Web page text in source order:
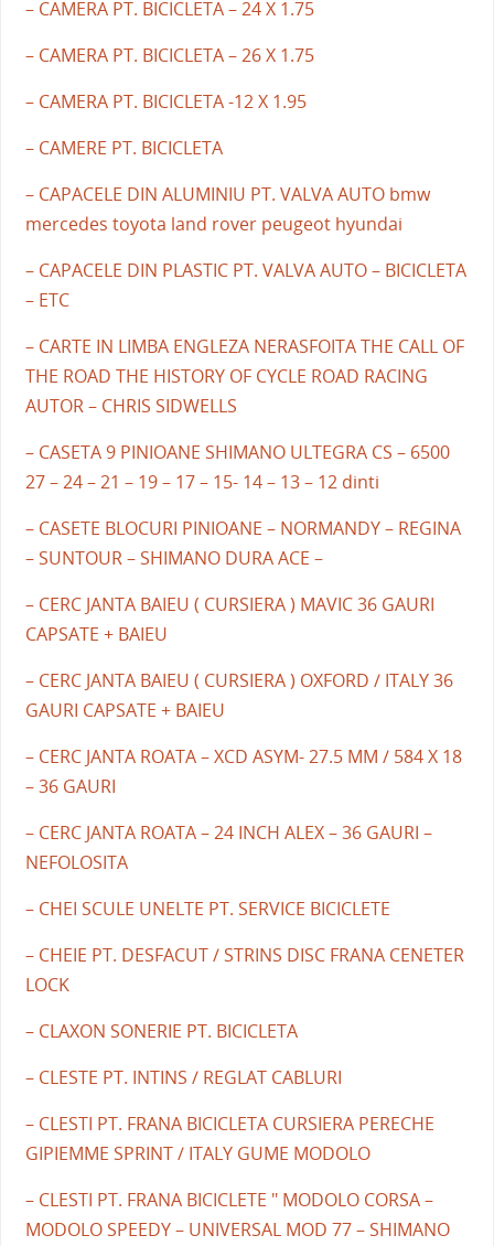
– CAMERA PT. BICICLETA – 24 X 1.75
– CAMERA PT. BICICLETA – 26 X 1.75
– CAMERA PT. BICICLETA -12 X 1.95
– CAMERE PT. BICICLETA
– CAPACELE DIN ALUMINIU PT. VALVA AUTO bmw
mercedes toyota land rover peugeot hyundai
– CAPACELE DIN PLASTIC PT. VALVA AUTO – BICICLETA
– ETC
– CARTE IN LIMBA ENGLEZA NERASFOITA THE CALL OF
THE ROAD THE HISTORY OF CYCLE ROAD RACING
AUTOR – CHRIS SIDWELLS
– CASETA 9 PINIOANE SHIMANO ULTEGRA CS – 6500
27 – 24 – 21 – 19 – 17 – 15- 14 – 13 – 12 dinti
– CASETE BLOCURI PINIOANE – NORMANDY – REGINA
– SUNTOUR – SHIMANO DURA ACE –
– CERC JANTA BAIEU ( CURSIERA ) MAVIC 36 GAURI
CAPSATE + BAIEU
– CERC JANTA BAIEU ( CURSIERA ) OXFORD / ITALY 36
GAURI CAPSATE + BAIEU
– CERC JANTA ROATA – XCD ASYM- 27.5 MM / 584 X 18
– 36 GAURI
– CERC JANTA ROATA – 24 INCH ALEX – 36 GAURI –
NEFOLOSITA
– CHEI SCULE UNELTE PT. SERVICE BICICLETE
– CHEIE PT. DESFACUT / STRINS DISC FRANA CENETER
LOCK
– CLAXON SONERIE PT. BICICLETA
– CLESTE PT. INTINS / REGLAT CABLURI
– CLESTI PT. FRANA BICICLETA CURSIERA PERECHE
GIPIEMME SPRINT / ITALY GUME MODOLO
– CLESTI PT. FRANA BICICLETE " MODOLO CORSA –
MODOLO SPEEDY – UNIVERSAL MOD 77 – SHIMANO